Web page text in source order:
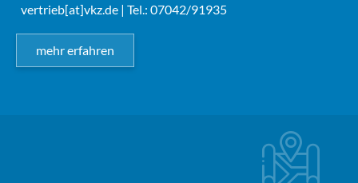
vertrieb[at]vkz.de | Tel.: 07042/91935
mehr erfahren